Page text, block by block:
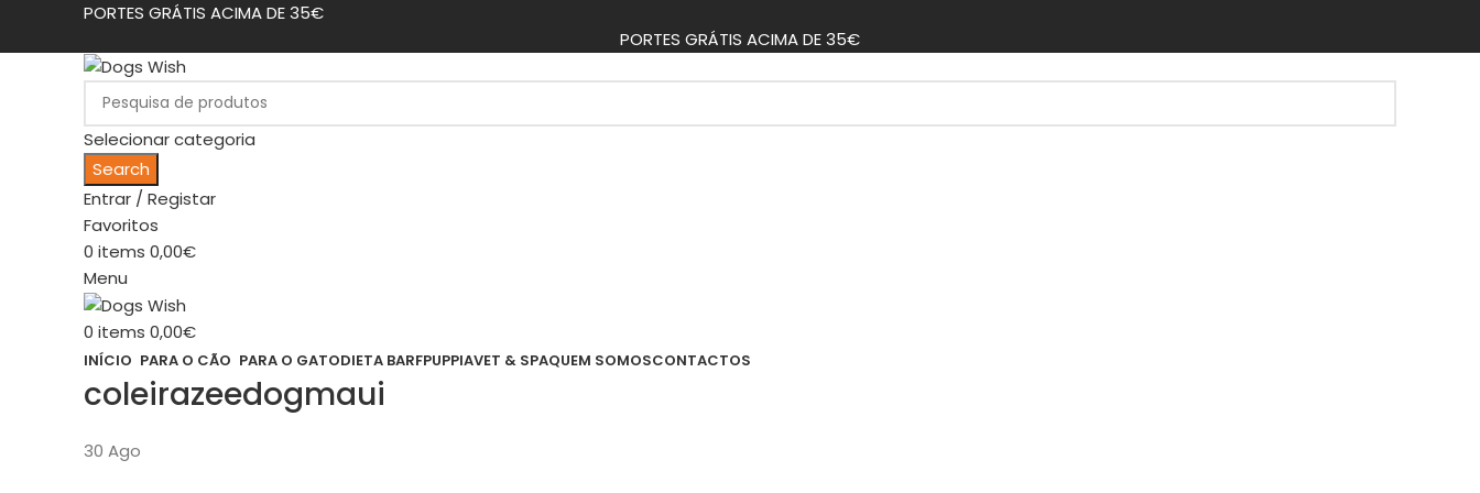
PORTES GRÁTIS ACIMA DE 35€
PORTES GRÁTIS ACIMA DE 35€
Selecionar categoria
Search
Entrar / Registar
Favoritos
0 items 0,00€
Menu
0 items 0,00€
INÍCIO PARA O CÃO PARA O GATODIETA BARFPUPPIAVET & SPAQUEM SOMOSCONTACTOS
coleirazeedogmaui
30 Ago